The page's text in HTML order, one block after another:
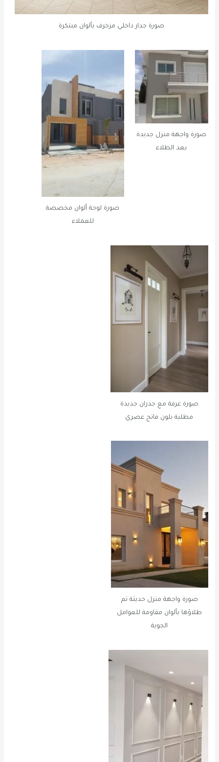
صورة جدار داخلي مزخرف بألوان مبتكرة
صورة واجهة منزل جديدة
بعد الطلاء
صورة لوحة ألوان مخصصة
للعملاء
صورة غرفة مع جدران جديدة
مطلية بلون فاتح عصري
صورة واجهة منزل حديثة تم
طلاؤها بألوان مقاومة للعوامل
الجوية